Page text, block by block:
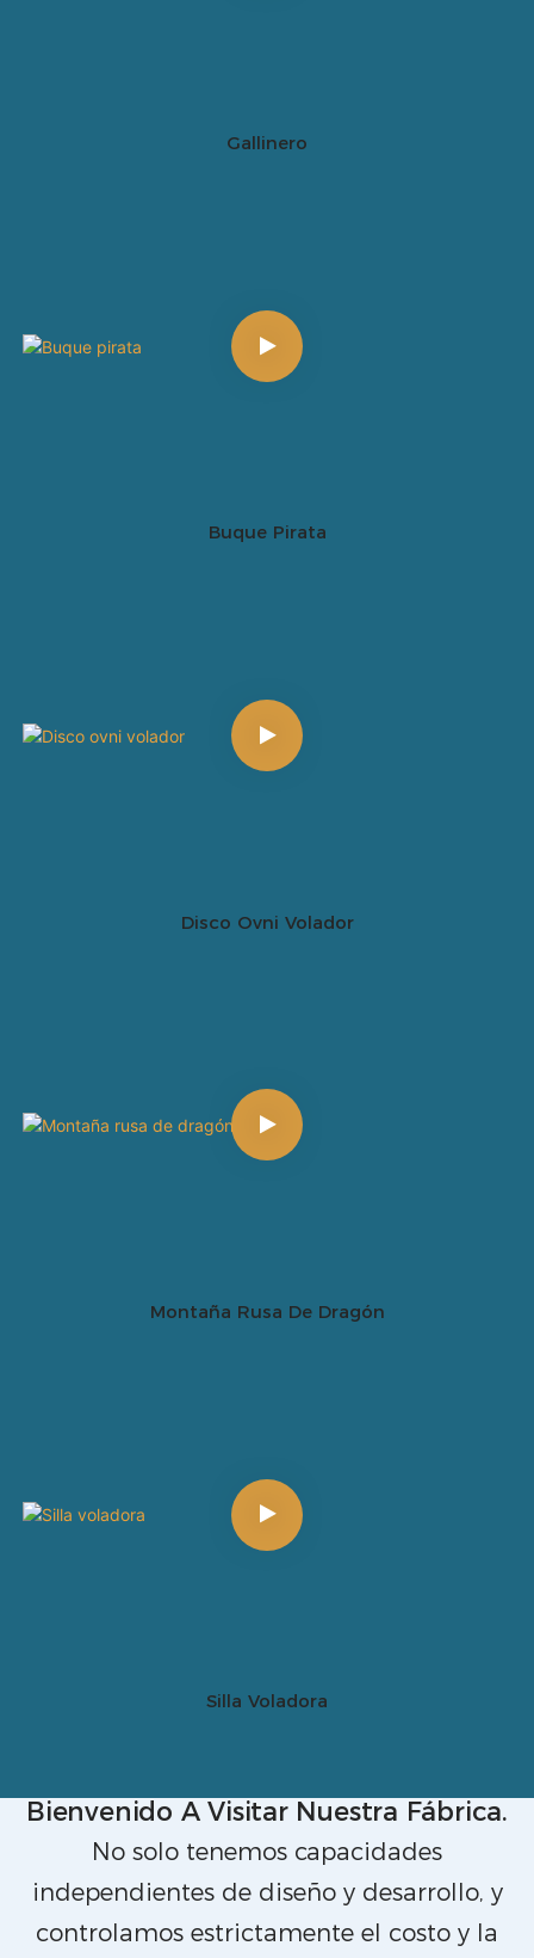
Gallinero
Buque Pirata
Disco Ovni Volador
Montaña Rusa De Dragón
Silla Voladora
Bienvenido A Visitar Nuestra Fábrica.
No solo tenemos capacidades
independientes de diseño y desarrollo, y
controlamos estrictamente el costo y la